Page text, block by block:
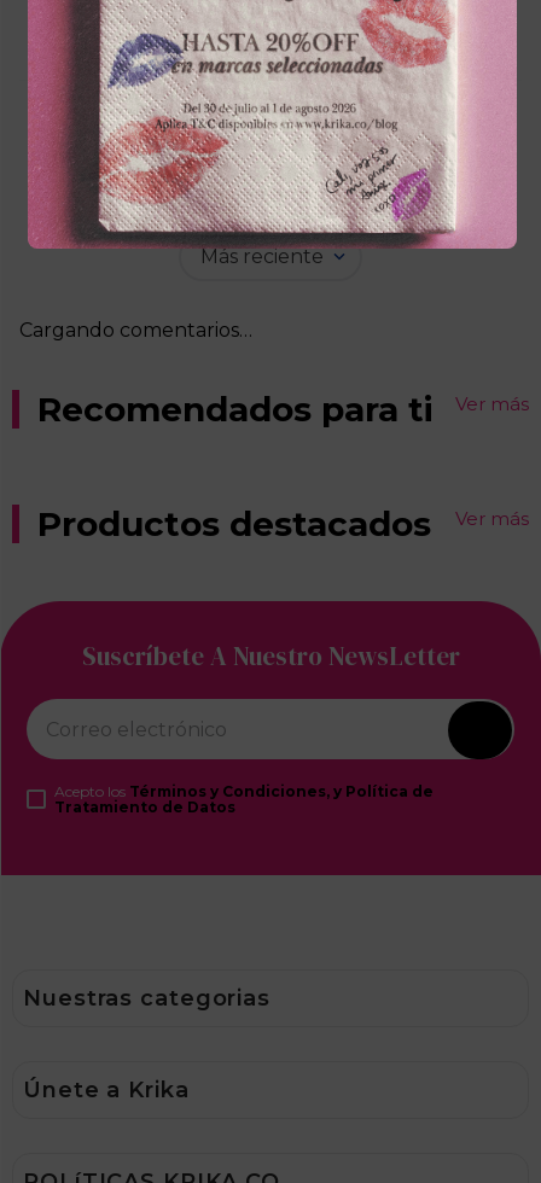
Cargando el resumen…
Por favor, inicia sesión para escribir un
comentario.
Más reciente
Cargando comentarios…
Recomendados para ti Ver más
TONOS THE BROWN EDITION
$ 25.500
＋
－
PROFUNDO
－
disponibles
Productos destacados
Suscríbete A Nuestro NewsLetter